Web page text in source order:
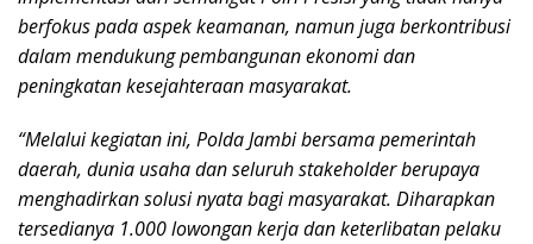
berfokus pada aspek keamanan, namun juga berkontribusi
dalam mendukung pembangunan ekonomi dan
peningkatan kesejahteraan masyarakat.
“Melalui kegiatan ini, Polda Jambi bersama pemerintah
daerah, dunia usaha dan seluruh stakeholder berupaya
menghadirkan solusi nyata bagi masyarakat. Diharapkan
tersedianya 1.000 lowongan kerja dan keterlibatan pelaku